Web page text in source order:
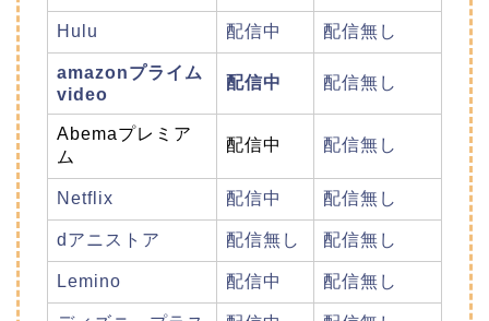
Hulu 配信中 配信無し
amazonプライム
video
配信中 配信無し
Abemaプレミア
ム
配信中 配信無し
Netflix 配信中 配信無し
dアニストア 配信無し 配信無し
Lemino 配信中 配信無し